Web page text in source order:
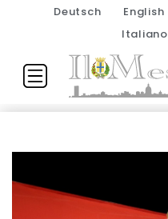
Deutsch English
Italiano